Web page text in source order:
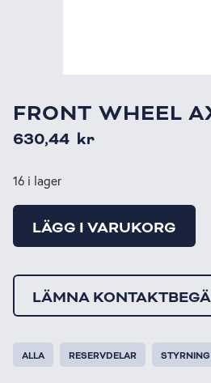
FRONT WHEEL
630,44 kr
16 i lager
LÄGG I VARUKORG
LÄMNA
ALLA RESERVDELAR